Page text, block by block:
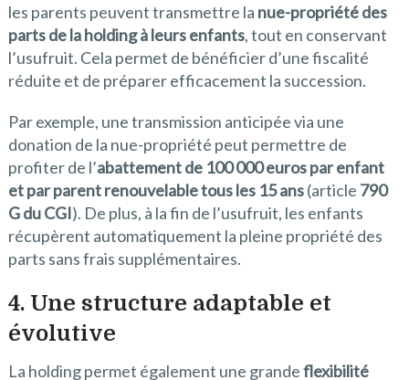
les parents peuvent transmettre la nue-propriété des
parts de la holding à leurs enfants, tout en conservant
l’usufruit. Cela permet de bénéficier d’une fiscalité
réduite et de préparer efficacement la succession.
Par exemple, une transmission anticipée via une
donation de la nue-propriété peut permettre de
profiter de l’abattement de 100 000 euros par enfant
et par parent renouvelable tous les 15 ans(article 790
G du CGI). De plus, à la fin de l’usufruit, les enfants
récupèrent automatiquement la pleine propriété des
parts sans frais supplémentaires.
4. Une structure adaptable et
évolutive
La holding permet également une grandeflexibilité